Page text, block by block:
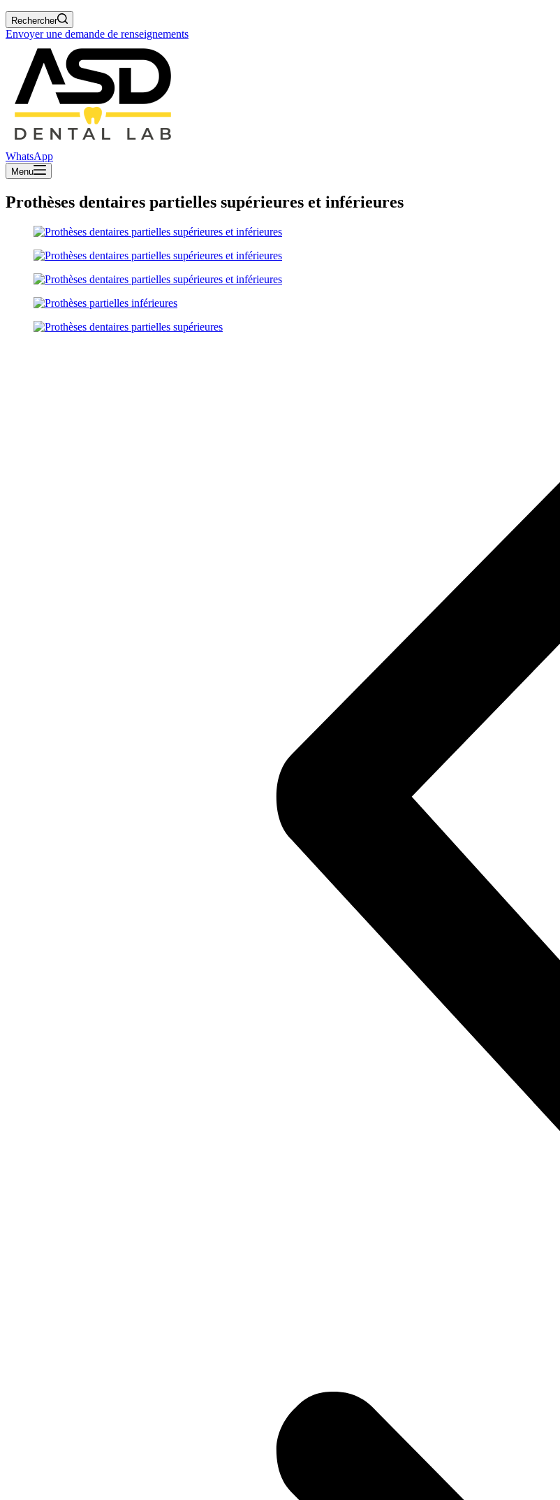
Rechercher
Envoyer une demande de renseignements
WhatsApp
Menu
Prothèses dentaires partielles supérieures et inférieures